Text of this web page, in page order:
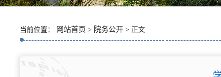
当前位置： 网站首页 > 院务公开 > 正文